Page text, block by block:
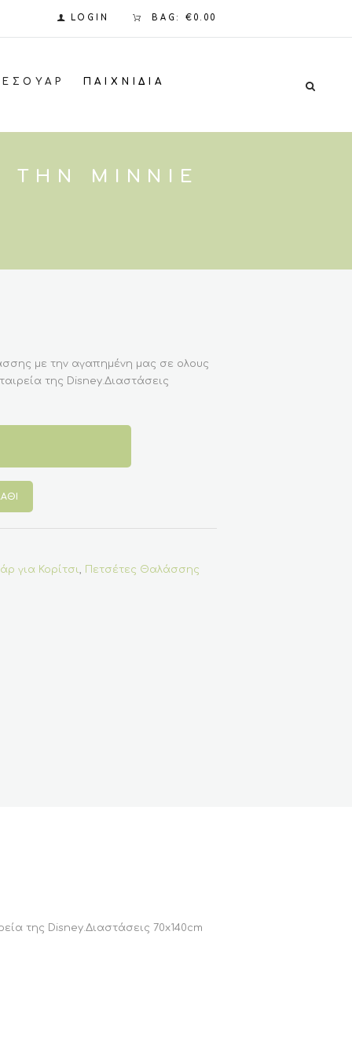
LOGIN BAG: €0.00
ΠΑΙΧΝΊΔΙΑ
MINNIE
με την αγαπημένη μας σε ολους
της Disney.Διαστάσεις
για Κορίτσι, Πετσέτες Θαλάσσης
της Disney.Διαστάσεις 70x140cm